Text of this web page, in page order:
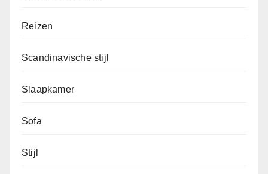
Reizen
Scandinavische stijl
Slaapkamer
Sofa
Stijl